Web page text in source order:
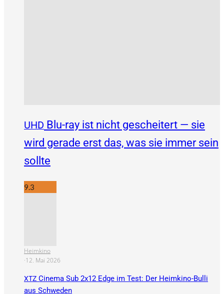
UHD Blu-ray ist nicht gescheitert — sie
wird gerade erst das, was sie immer sein
sollte
9.3
Heimkino
·12. Mai 2026
XTZ Cinema Sub 2x12 Edge im Test: Der Heimkino-Bulli
aus Schweden